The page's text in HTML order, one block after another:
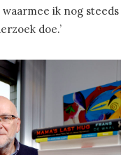
ik nog steeds
doe.’